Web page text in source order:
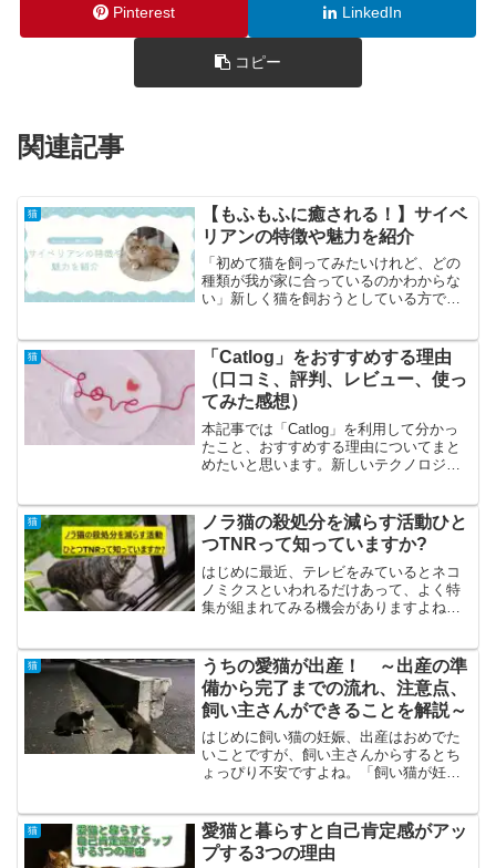
Pinterest LinkedIn
コピー
関連記事
猫
【もふもふに癒される！】サイベ
リアンの特徴や魅力を紹介
「初めて猫を飼ってみたいけれど、どの
種類が我が家に合っているのかわからな
い」新しく猫を飼おうとしている方で、
キング上位にいることの多い猫種「サイ
ベリアン」の特徴や魅力を...
猫
「Catlog」をおすすめする理由
（口コミ、評判、レビュー、使っ
てみた感想）
本記事では「Catlog」を利用して分かっ
たこと、おすすめする理由についてまと
めたいと思います。新しいテクノロジー
が、愛猫の体調を客観的に判断できる首
輪として、今後のア...
猫
ノラ猫の殺処分を減らす活動ひと
つTNRって知っていますか?
はじめに最近、テレビをみているとネコ
ノミクスといわれるだけあって、よく特
集が組まれてみる機会がありますよね。
ノラ猫はたくさんいます。そしてノラ猫
の鳴き声や糞尿に迷惑をし...
猫
うちの愛猫が出産！ ～出産の準
備から完了までの流れ、注意点、
飼い主さんができることを解説～
はじめに飼い猫の妊娠、出産はおめでた
いことですが、飼い主さんからするとち
ょっぴり不安ですよね。「飼い猫が妊娠
わからない」このような疑問があげられ
るかと思います。この記事...
猫
愛猫と暮らすと自己肯定感がアッ
プする3つの理由